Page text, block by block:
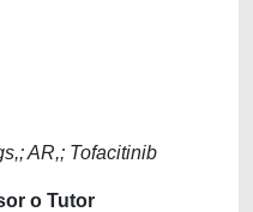
AR,; Tofacitinib
o Tutor